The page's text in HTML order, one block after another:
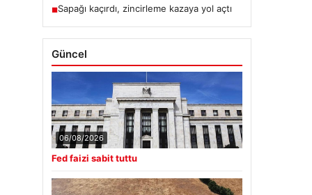
■Sapağı kaçırdı, zincirleme kazaya yol açtı
Güncel
06/08/2026
Fed faizi sabit tuttu